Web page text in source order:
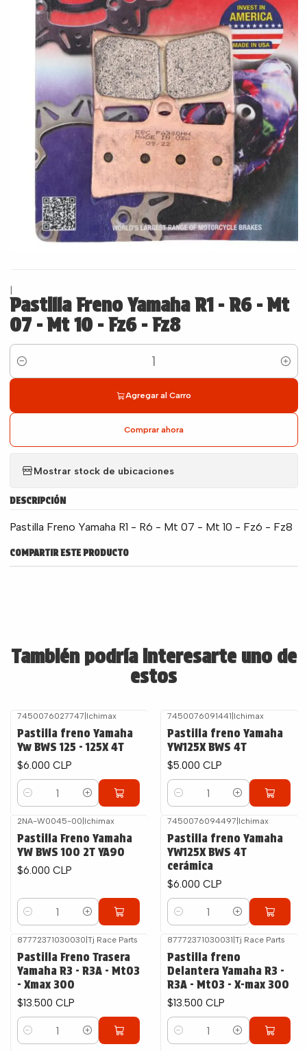
Pastilla Freno Yamaha R1 - R6 - Mt
07 - Mt 10 - Fz6 - Fz8
Cantidad
Agregar al Carro
Comprar ahora
Mostrar stock de ubicaciones
DESCRIPCIÓN
Pastilla Freno Yamaha R1 - R6 - Mt 07 - Mt 10 - Fz6 - Fz8
COMPARTIR ESTE PRODUCTO
También podría interesarte uno de
estos
7450076027747 Ichimax
Pastilla freno Yamaha
Yw BWS 125 - 125X 4T
$6.000 CLP
Cantidad
7450076091441 Ichimax
Pastilla freno Yamaha
YW125X BWS 4T
$5.000 CLP
Cantidad
2NA-W0045-00 Ichimax
Pastilla Freno Yamaha
YW BWS 100 2T YA90
$6.000 CLP
Cantidad
7450076094497 Ichimax
Pastilla freno Yamaha
YW125X BWS 4T
cerámica
$6.000 CLP
Cantidad
87772371030030 Tj Race Parts
Pastilla Freno Trasera
Yamaha R3 - R3A - Mt03
- Xmax 300
$13.500 CLP
Cantidad
87772371030031 Tj Race Parts
Pastilla freno
Delantera Yamaha R3 -
R3A - Mt03 - X-max 300
$13.500 CLP
Cantidad